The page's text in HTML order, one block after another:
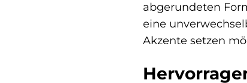
abgerundeten
eine
Akzente setzen